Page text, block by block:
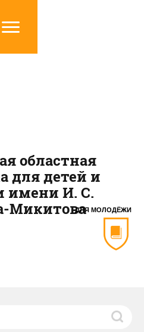
ДЛЯ МОЛОДЁЖИ
областная
для детей и
имени И. С.
Микитова